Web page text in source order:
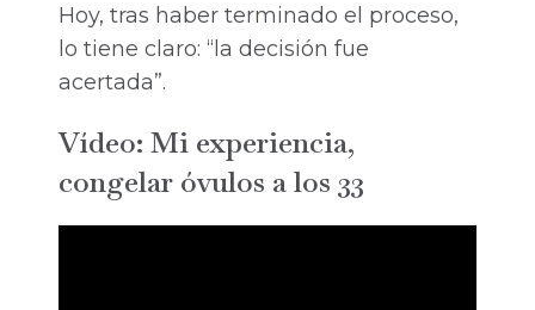
Hoy, tras haber terminado el proceso,
lo tiene claro: “la decisión fue
acertada”.
Vídeo: Mi experiencia,
congelar óvulos a los 33